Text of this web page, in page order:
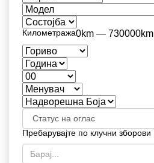
Километража0km — 730000km
Пребарувајте по клучни зборови